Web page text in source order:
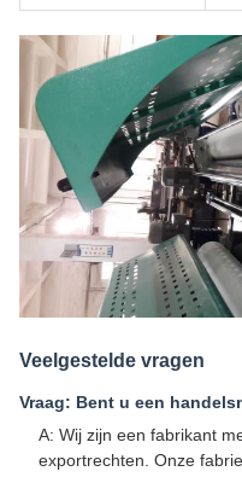
Veelgestelde vragen
Vraag: Bent u een
A: Wij zijn een fabrikant
exportrechten. Onze